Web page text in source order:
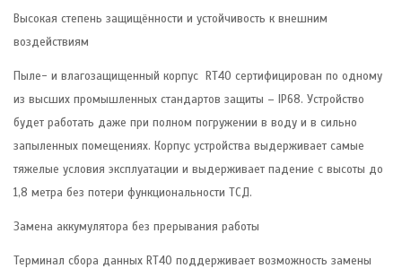
Высокая степень защищённости и устойчивость к внешним
воздействиям
Пыле- и влагозащищенный корпус RT40 сертифицирован по одному
из высших промышленных стандартов защиты – IP68. Устройство
будет работать даже при полном погружении в воду и в сильно
запыленных помещениях. Корпус устройства выдерживает самые
тяжелые условия эксплуатации и выдерживает падение с высоты до
1,8 метра без потери функциональности ТСД.
Замена аккумулятора без прерывания работы
Терминал сбора данных RT40 поддерживает возможность замены